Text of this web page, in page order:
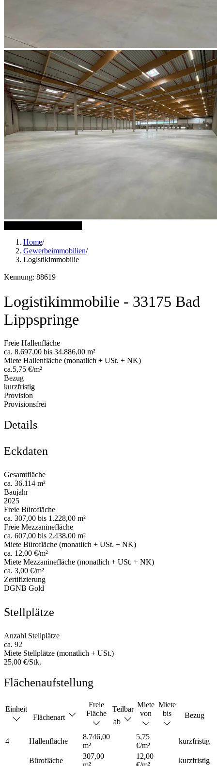
Home/
Gewerbeimmobilien/
Logistikimmobilie
Kennung: 88619
Logistikimmobilie - 33175 Bad
Lippspringe
Freie Hallenfläche
ca. 8.697,00 bis 34.886,00 m²
Miete Hallenfläche (monatlich + USt. + NK)
ca.5,75 €/m²
Bezug
kurzfristig
Provision
Provisionsfrei
Details
Eckdaten
Gesamtfläche
ca. 36.114 m²
Baujahr
2025
Freie Bürofläche
ca. 307,00 bis 1.228,00 m²
Freie Mezzaninefläche
ca. 607,00 bis 2.438,00 m²
Miete Bürofläche (monatlich + USt. + NK)
ca. 12,00 €/m²
Miete Mezzaninefläche (monatlich + USt. + NK)
ca. 3,00 €/m²
Zertifizierung
DGNB Gold
Stellplätze
Anzahl Stellplätze
ca. 92
Miete Stellplätze (monatlich + USt.)
25,00 €/Stk.
Flächenaufstellung
Einheit
Flächenart
Freie
Fläche
Teilbar
ab
Miete
von
Miete
bis
Bezug
4 Hallenfläche
8.746,00
m²
5,75
€/m²
kurzfristig
Bürofläche
307,00
12,00
kurzfristig